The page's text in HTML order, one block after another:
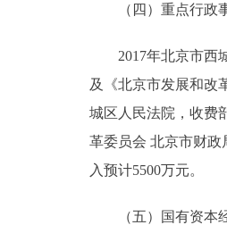
（四）重点行政事
2017年北京市西城
及《北京市发展和改
城区人民法院，收费
革委员会 北京市财政
入预计5500万元。
（五）国有资本经